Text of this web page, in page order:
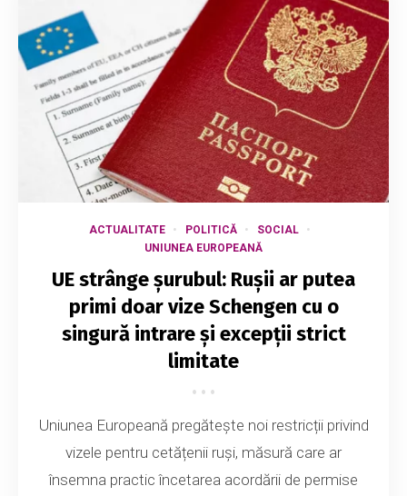
ACTUALITATE POLITICĂ
SOCIAL
UNIUNEA EUROPEANĂ
UE strânge șurubul: Rușii ar putea
primi doar vize Schengen cu o
singură intrare și excepții strict
limitate
Uniunea Europeană pregătește noi restricții privind
vizele pentru cetățenii ruși, măsură care ar
însemna practic încetarea acordării de permise